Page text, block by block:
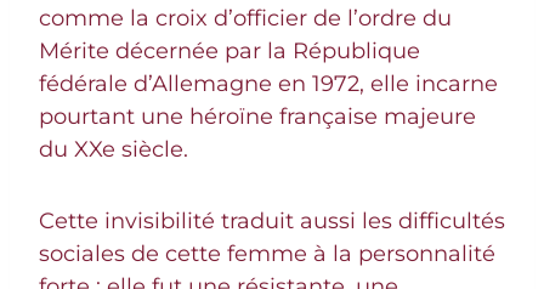
comme la croix d’officier de l’ordre du
Mérite décernée par la République
fédérale d’Allemagne en 1972, elle incarne
pourtant une héroïne française majeure
du XXe siècle.
Cette invisibilité traduit aussi les difficultés
sociales de cette femme à la personnalité